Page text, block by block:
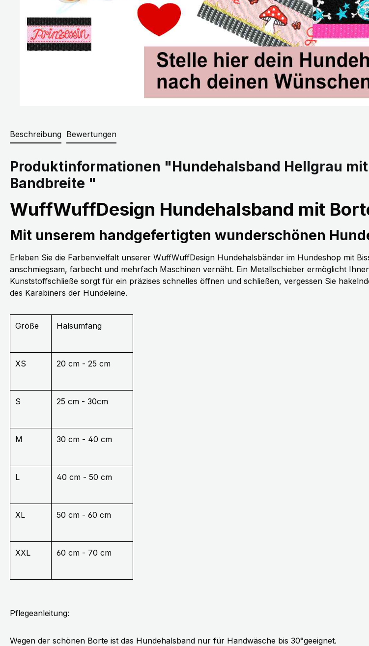
Beschreibung Bewertungen
Produktinformationen "Hundehalsband Hellgrau
Bandbreite "
WuffWuffDesign Hundehalsband mit
Mit unserem handgefertigten wunderschönen
Erleben Sie die Farbenvielfalt unserer WuffWuffDesign Hundehalsbänder im Hundeshop mit
anschmiegsam, farbecht und mehrfach Maschinen vernäht. Ein Metallschieber ermöglicht
Kunststoffschließe sorgt für ein präzises schnelles öffnen und schließen, vergessen Sie
des Karabiners der Hundeleine.
Größe Halsumfang
XS 20 cm - 25 cm
S 25 cm - 30cm
M 30 cm - 40 cm
L 40 cm - 50 cm
XL 50 cm - 60 cm
XXL 60 cm - 70 cm
Pflegeanleitung:
Wegen der schönen Borte ist das Hundehalsband nur für Handwäsche bis 30°geeignet.